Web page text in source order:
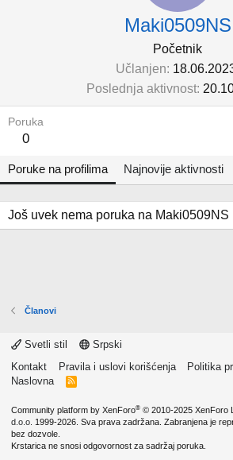
Maki0509NS
Početnik
Učlanjen
Poslednja aktivnost
Poruka
0
Poruke na profilima Najnovije aktivnosti
Još uvek nema poruka na Maki0509NS
Članovi
Svetli stil
Srpski
Kontakt
Pravila i uslovi korišćenja Politika
Naslovna
R
Community platform by XenForo® © 2010-2025 XenForo
d.o.o. 1999-2026. Sva prava zadržana. Zabranjena je
bez dozvole.
Krstarica ne snosi odgovornost za sadržaj poruka.